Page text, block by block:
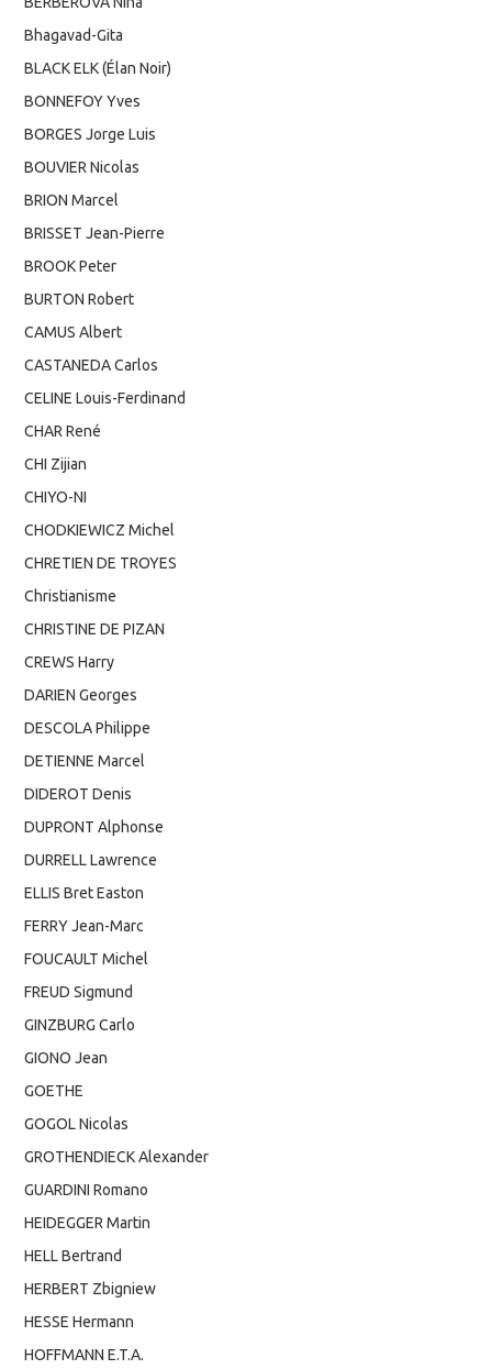
Bhagavad-Gita
BLACK ELK (Élan Noir)
BONNEFOY Yves
BORGES Jorge Luis
BOUVIER Nicolas
BRION Marcel
BRISSET Jean-Pierre
BROOK Peter
BURTON Robert
CAMUS Albert
CASTANEDA Carlos
CELINE Louis-Ferdinand
CHAR René
CHI Zijian
CHIYO-NI
CHODKIEWICZ Michel
CHRETIEN DE TROYES
Christianisme
CHRISTINE DE PIZAN
CREWS Harry
DARIEN Georges
DESCOLA Philippe
DETIENNE Marcel
DIDEROT Denis
DUPRONT Alphonse
DURRELL Lawrence
ELLIS Bret Easton
FERRY Jean-Marc
FOUCAULT Michel
FREUD Sigmund
GINZBURG Carlo
GIONO Jean
GOETHE
GOGOL Nicolas
GROTHENDIECK Alexander
GUARDINI Romano
HEIDEGGER Martin
HELL Bertrand
HERBERT Zbigniew
HESSE Hermann
HOFFMANN E.T.A.